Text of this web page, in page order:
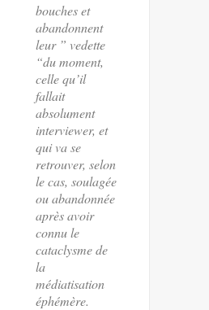
bouches et
abandonnent
leur ” vedette
“du moment,
celle qu’il
fallait
absolument
interviewer, et
qui va se
retrouver, selon
le cas, soulagée
ou abandonnée
après avoir
connu le
cataclysme de
la
médiatisation
éphémère.